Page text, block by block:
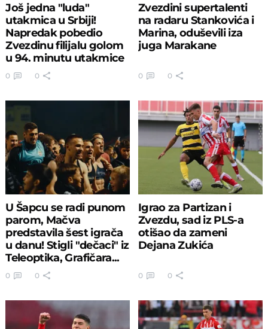
Još jedna "luda"
utakmica u Srbiji!
Napredak pobedio
Zvezdinu filijalu golom
u 94. minutu utakmice
0 0
Zvezdini supertalenti
na radaru Stankovića i
Marina, oduševili iza
juga Marakane
0 0
U Šapcu se radi punom
parom, Mačva
predstavila šest igrača
u danu! Stigli "dečaci" iz
Teleoptika, Grafičara...
0 0
Igrao za Partizan i
Zvezdu, sad iz PLS-a
otišao da zameni
Dejana Zukića
0 0